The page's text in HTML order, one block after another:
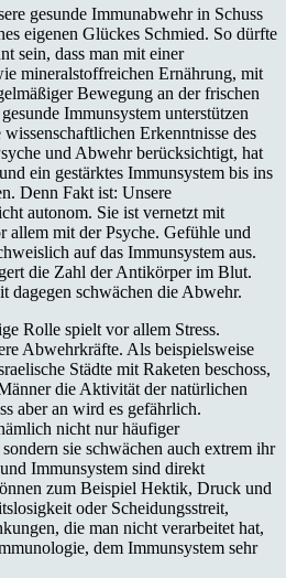
gesunde Immunabwehr in Schuss
eigenen Glückes Schmied. So dürfte
sein, dass man mit einer
mineralstoffreichen Ernährung, mit
Bewegung an der frischen
Immunsystem unterstützen
Erkenntnisse des
und Abwehr berücksichtigt, hat
ein gestärktes Immunsystem bis ins
Denn Fakt ist: Unsere
autonom. Sie ist vernetzt mit
allem mit der Psyche. Gefühle und
auf das Immunsystem aus.
die Zahl der Antikörper im Blut.
dagegen schwächen die Abwehr.
Rolle spielt vor allem Stress.
Abwehrkräfte. Als beispielsweise
Städte mit Raketen beschoss,
die Aktivität der natürlichen
aber an wird es gefährlich.
nicht nur häufiger
sie schwächen auch extrem ihr
Immunsystem sind direkt
zum Beispiel Hektik, Druck und
oder Scheidungsstreit,
die man nicht verarbeitet hat,
dem Immunsystem sehr